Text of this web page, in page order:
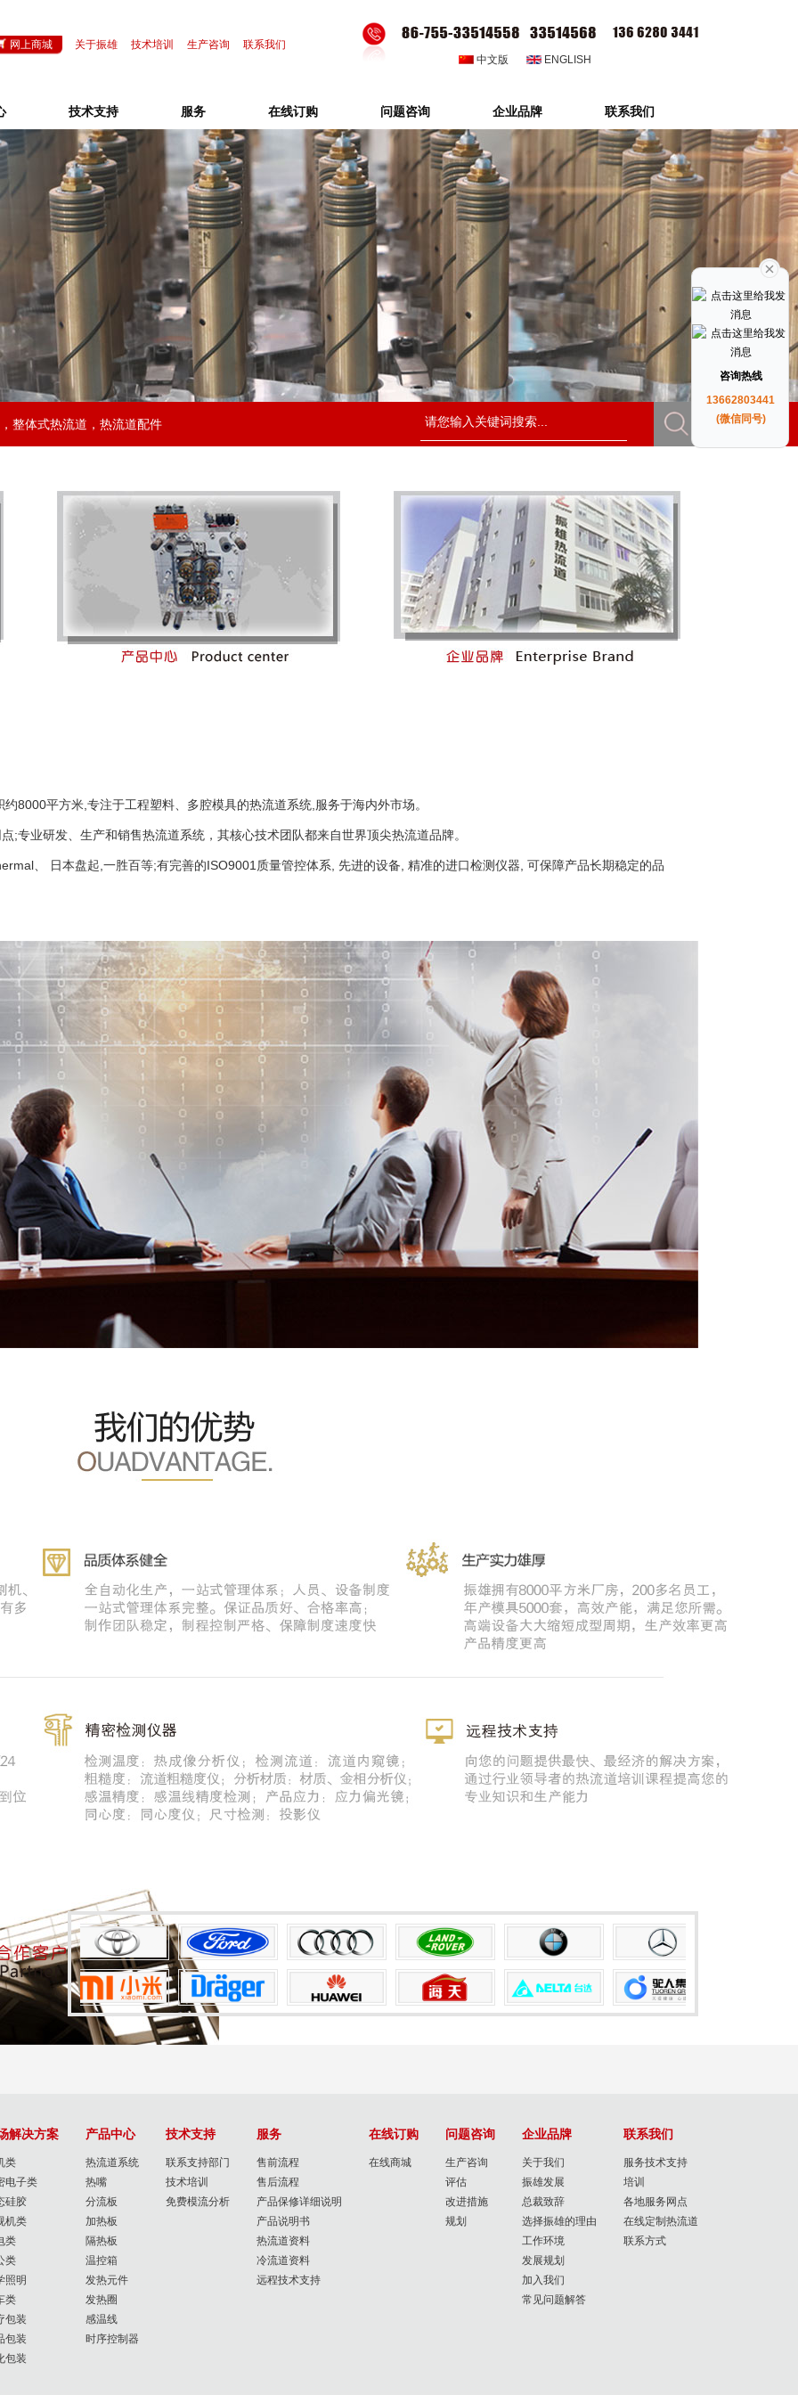
网上商城 关于振雄 技术培训 生产咨询
联系我们
中文版
ENGLISH
技术支持 服务 在线订购 问题咨询 企业品牌 联系我们
， 整体式热流道 ， 热流道配件
8000平方米,专注于工程塑料、多腔模具的热流道系统,服务于海内外市场。
;专业研发、生产和销售热流道系统，其核心技术团队都来自世界顶尖热流道品牌。
、 日本盘起,一胜百等;有完善的ISO9001质量管控体系, 先进的设备, 精准的进口检测仪器, 可保障产品长期稳定的品
解决方案
类
电子类
硅胶
机类
类
类
照明
类
包装
包装
包装
产品中心
热流道系统
热嘴
分流板
加热板
隔热板
温控箱
发热元件
发热圈
感温线
时序控制器
技术支持
联系支持部门
技术培训
免费模流分析
服务
售前流程
售后流程
产品保修详细说明
产品说明书
热流道资料
冷流道资料
远程技术支持
在线订购
在线商城
问题咨询
生产咨询
评估
改进措施
规划
企业品牌
关于我们
振雄发展
总裁致辞
选择振雄的理由
工作环境
发展规划
加入我们
常见问题解答
联系我们
服务技术支持
培训
各地服务网点
在线定制热流道
联系方式
咨询热线
13662803441
(微信同号)